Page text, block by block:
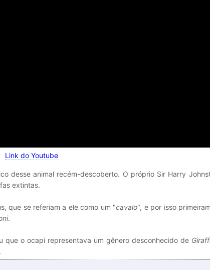
Link do Youtube
desse animal recém-descoberto. O próprio Sir Harry
extintas.
que se referiam a ele como um "cavalo", e por isso
.
que o ocapi representava um gênero desconhecido de
.